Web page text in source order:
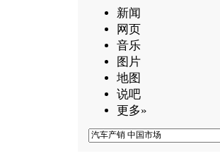
新闻
网页
音乐
图片
地图
说吧
更多»